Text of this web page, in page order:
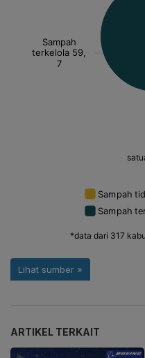
ARTIKEL TERKAIT